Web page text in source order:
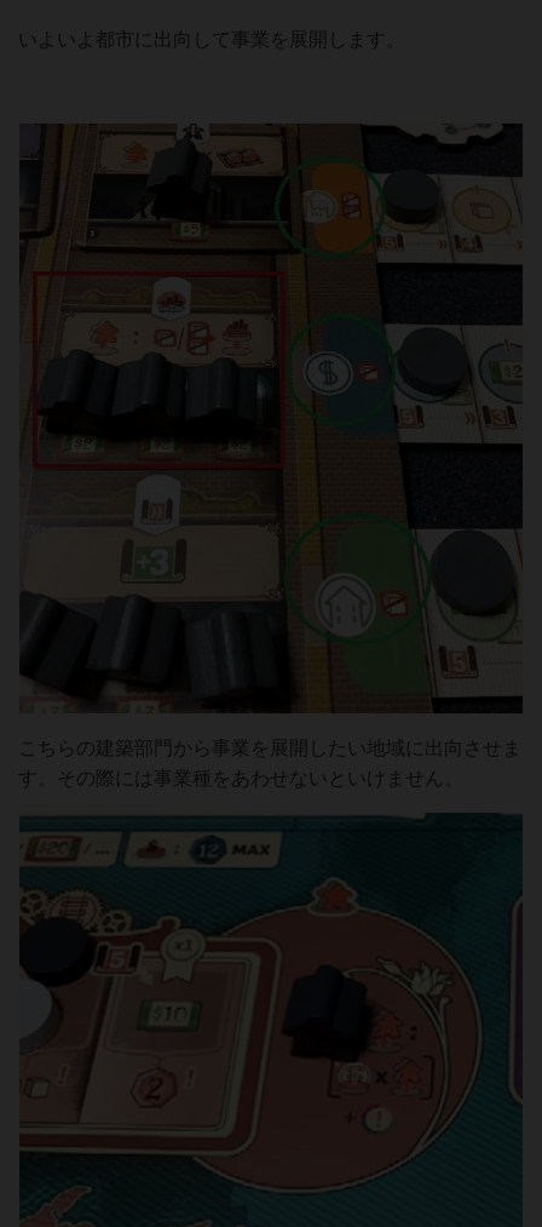
いよいよ都市に出向して事業を展開します。
こちらの建築部門から事業を展開したい地域に出向させま
す。その際には事業種をあわせないといけません。